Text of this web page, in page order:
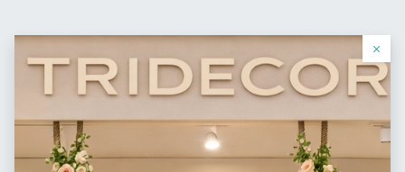
购物车 0 愿望单 0 登录
×